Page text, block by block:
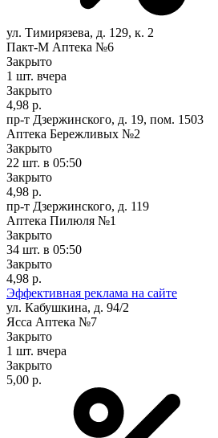
ул. Тимирязева, д. 129, к. 2
Пакт-М Аптека №6
Закрыто
1 шт. вчера
Закрыто
4,98 р.
пр-т Дзержинского, д. 19, пом. 1503
Аптека Бережливых №2
Закрыто
22 шт. в 05:50
Закрыто
4,98 р.
пр-т Дзержинского, д. 119
Аптека Пилюля №1
Закрыто
34 шт. в 05:50
Закрыто
4,98 р.
Эффективная реклама на сайте
ул. Кабушкина, д. 94/2
Ясса Аптека №7
Закрыто
1 шт. вчера
Закрыто
5,00 р.